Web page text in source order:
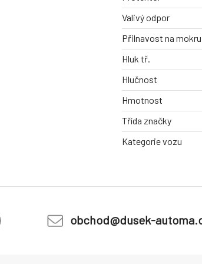
Valivý odpor
Přilnavost na mokru
Hluk tř.
Hlučnost
Hmotnost
Třída značky
Kategorie vozu
obchod@dusek-